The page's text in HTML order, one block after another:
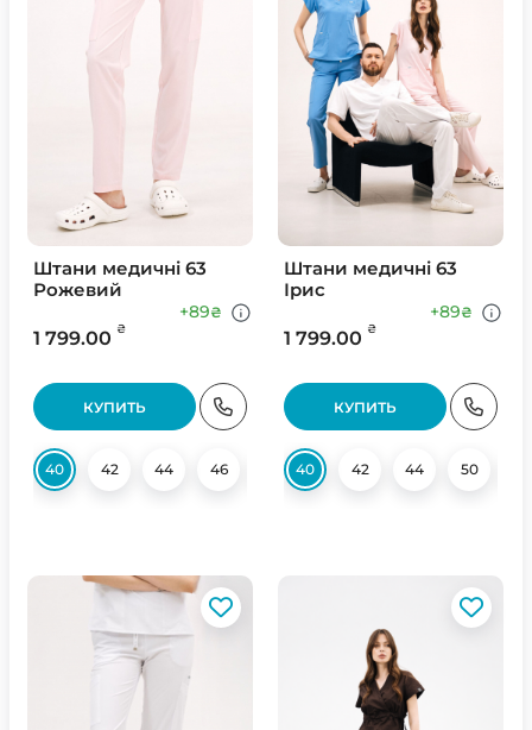
Штани медичні 63
Рожевий
1 799.00 ₴
+89₴
КУПИТЬ
40 42 44 46 50
Штани медичні 63
Ірис
1 799.00 ₴
+89₴
КУПИТЬ
40 42 44 50